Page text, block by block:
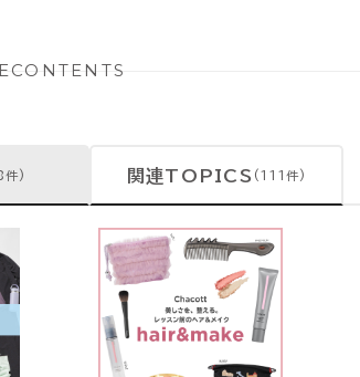
CONTENTS
件) 関連TOPICS (111件)